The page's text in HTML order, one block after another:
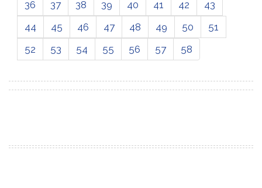
36 37 38 39 40 41 42
43
44
45 46 47 48 49 50
51
52
53 54 55 56 57 58